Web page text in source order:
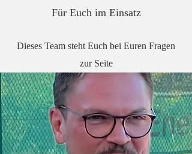
Für Euch im Einsatz
Dieses Team steht Euch bei Euren Fragen
zur Seite